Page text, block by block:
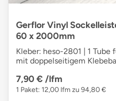
Gerflor Vinyl
60 x 2000mm
Kleber: heso-2801 | 1 Tube
mit doppelseitigem
7,90 € /lfm
1 Paket: 12,00 lfm zu 94,80 €